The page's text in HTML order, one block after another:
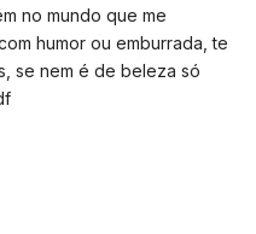
no mundo que me
humor ou emburrada, te
se nem é de beleza só